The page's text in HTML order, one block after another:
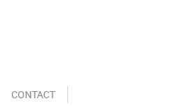
CONTACT